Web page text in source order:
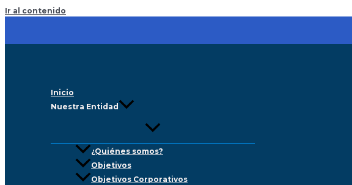
Ir al contenido
Inicio
Nuestra Entidad
¿Quiénes somos?
Objetivos
Objetivos Corporativos